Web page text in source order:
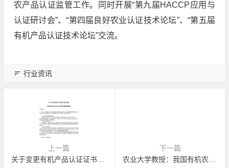
农产品认证监管工作。同时开展“第九届HACCP应用与
认证研讨会”、“第四届良好农业认证技术论坛”、“第五届
有机产品认证技术论坛”交流。
行业资讯
上一篇
关于变更有机产品认证证书签发规则的通知
下一篇